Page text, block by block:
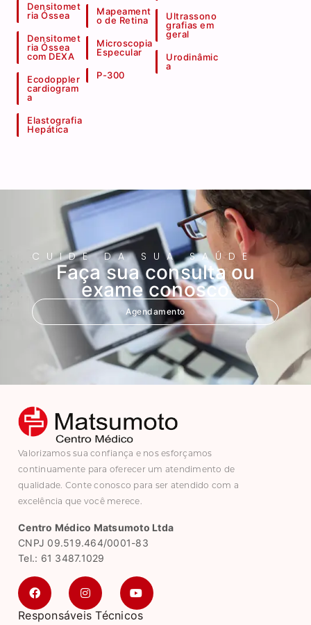
Densitomet
ria Óssea
Densitomet
ria Óssea
com DEXA
Ecodoppler
cardiogram
a
Elastografia
Hepática
Mapeament
o de Retina
Microscopia
Especular
P-300
Ultrassono
grafias em
geral
Urodinâmic
a
CUIDE DA SUA SAÚDE
Faça sua consulta ou
exame conosco
Agendamento
Valorizamos sua confiança e nos esforçamos
continuamente para oferecer um atendimento de
qualidade. Conte conosco para ser atendido com a
excelência que você merece.
Centro Médico Matsumoto Ltda
CNPJ 09.519.464/0001-83
Tel.: 61 3487.1029
Responsáveis Técnicos